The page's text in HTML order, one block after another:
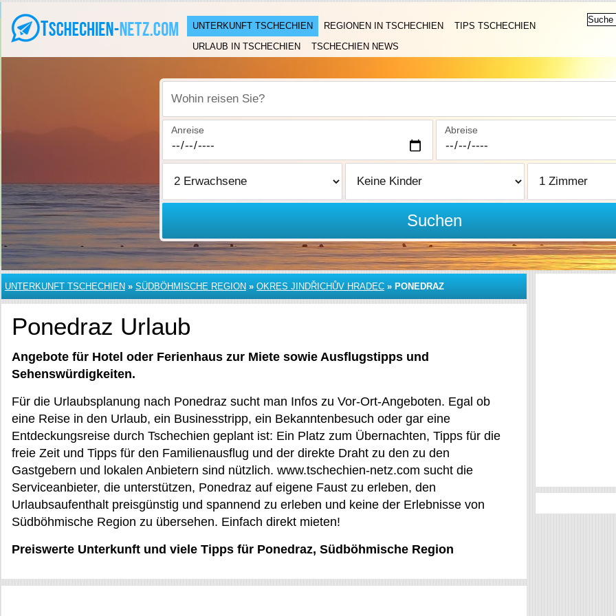
UNTERKUNFT TSCHECHIEN REGIONEN IN TSCHECHIEN
TIPS TSCHECHIEN
URLAUB IN TSCHECHIEN
TSCHECHIEN NEWS
Wohin reisen Sie?
Anreise Abreise
Suchen
UNTERKUNFT TSCHECHIEN » SÜDBÖHMISCHE REGION » OKRES JINDŘICHŮV HRADEC » PONEDRAZ
Ponedraz Urlaub
Angebote für Hotel oder Ferienhaus zur Miete sowie Ausflugstipps und
Sehenswürdigkeiten.
Für die Urlaubsplanung nach Ponedraz sucht man Infos zu Vor-Ort-Angeboten. Egal ob
eine Reise in den Urlaub, ein Businesstripp, ein Bekanntenbesuch oder gar eine
Entdeckungsreise durch Tschechien geplant ist: Ein Platz zum Übernachten, Tipps für die
freie Zeit und Tipps für den Familienausflug und der direkte Draht zu den zu den
Gastgebern und lokalen Anbietern sind nützlich. www.tschechien-netz.com sucht die
Serviceanbieter, die unterstützen, Ponedraz auf eigene Faust zu erleben, den
Urlaubsaufenthalt preisgünstig und spannend zu erleben und keine der Erlebnisse von
Südböhmische Region zu übersehen. Einfach direkt mieten!
Preiswerte Unterkunft und viele Tipps für Ponedraz, Südböhmische Region